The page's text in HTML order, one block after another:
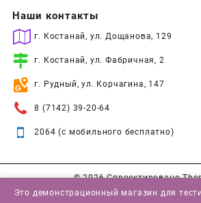
Наши контакты
г. Костанай, ул. Дощанова, 129
г. Костанай, ул. Фабричная, 2
г. Рудный, ул. Корчагина, 147
8 (7142) 39-20-64
2064 (с мобильного бесплатно)
© 2026Спроектировано
Это демонстрационный магазин для